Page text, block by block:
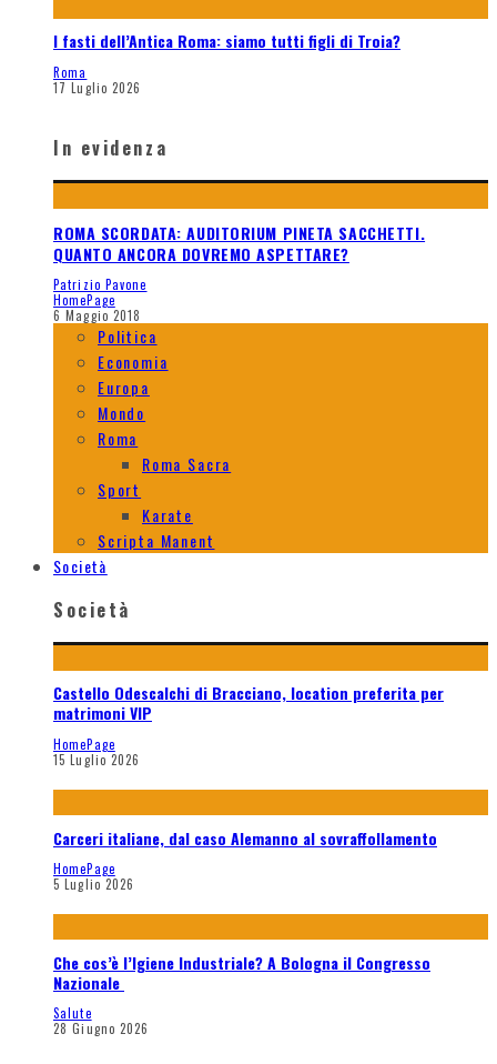
I fasti dell’Antica Roma: siamo tutti figli di Troia?
Roma
17 Luglio 2026
In evidenza
ROMA SCORDATA: AUDITORIUM PINETA SACCHETTI.
QUANTO ANCORA DOVREMO ASPETTARE?
Patrizio Pavone
HomePage
6 Maggio 2018
Politica
Economia
Europa
Mondo
Roma
Roma Sacra
Sport
Karate
Scripta Manent
Società
Società
Castello Odescalchi di Bracciano, location preferita per
matrimoni VIP
HomePage
15 Luglio 2026
Carceri italiane, dal caso Alemanno al sovraffollamento
HomePage
5 Luglio 2026
Che cos’è l’Igiene Industriale? A Bologna il Congresso
Nazionale
Salute
28 Giugno 2026